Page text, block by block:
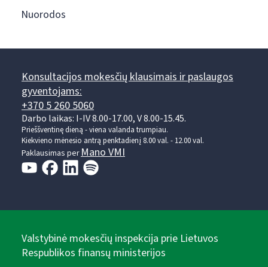
Nuorodos
Konsultacijos mokesčių klausimais ir paslaugos
gyventojams:
+370 5 260 5060
Darbo laikas: I-IV 8.00-17.00, V 8.00-15.45.
Prieššventinę dieną - viena valanda trumpiau.
Kiekvieno mėnesio antrą penktadienį 8.00 val. - 12.00 val.
Paklausimas perMano VMI
Valstybinė mokesčių inspekcija prie Lietuvos
Respublikos finansų ministerijos